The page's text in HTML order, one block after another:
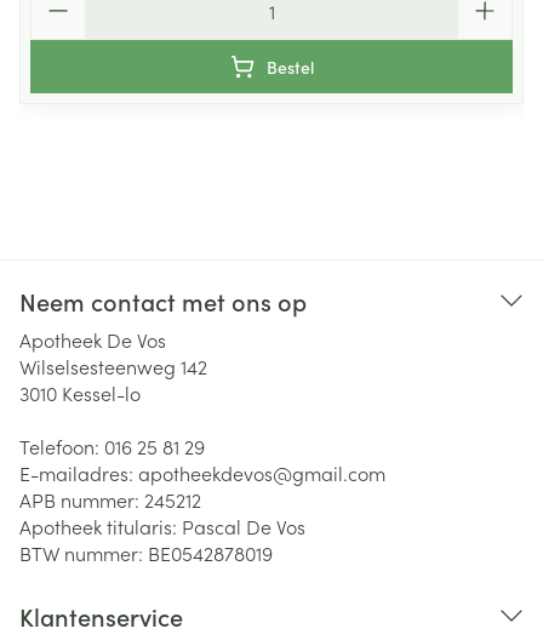
Bestel
Neem contact met ons op
Apotheek De Vos
Wilselsesteenweg 142
3010 Kessel-lo
Telefoon: 016 25 81 29
E-mailadres: apotheekdevos@gmail.com
APB nummer: 245212
Apotheek titularis: Pascal De Vos
BTW nummer: BE0542878019
Klantenservice